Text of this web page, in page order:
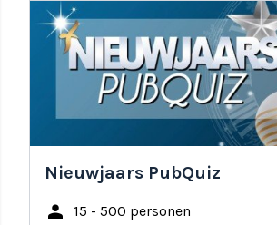
Nieuwjaars PubQuiz
person 15 - 500 personen